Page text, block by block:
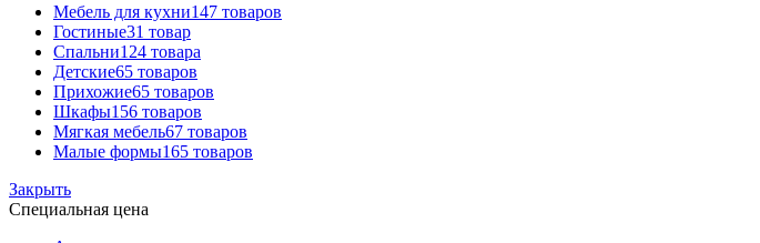
Мебель для кухни147 товаров
Гостиные31 товар
Спальни124 товара
Детские65 товаров
Прихожие65 товаров
Шкафы156 товаров
Мягкая мебель67 товаров
Малые формы165 товаров
Закрыть
Специальная цена